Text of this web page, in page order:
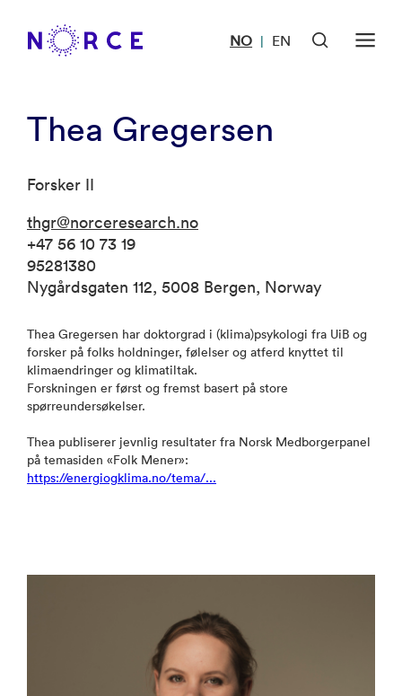
NO | EN
Thea Gregersen
Forsker II
thgr@norceresearch.no
+47 56 10 73 19
95281380
Nygårdsgaten 112, 5008 Bergen, Norway
Thea Gregersen har doktorgrad i (klima)psykologi fra UiB og
forsker på folks holdninger, følelser og atferd knyttet til
klimaendringer og klimatiltak.
Forskningen er først og fremst basert på store
spørreundersøkelser.
Thea publiserer jevnlig resultater fra Norsk Medborgerpanel
på temasiden «Folk Mener»:
https://energiogklima.no/tema/...